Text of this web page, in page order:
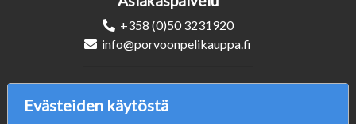
+358 (0)50 3231920
info@porvoonpelikauppa.fi
Seuraa Meitä
Evästeiden käytöstä